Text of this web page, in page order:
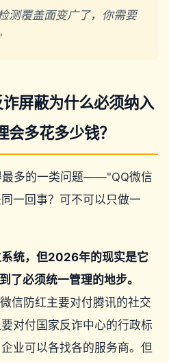
测覆盖面变广了，你需要
屏蔽为什么必须纳入
多花多少钱？
最多的一类问题——"QQ微信
一回事？可不可以只做一
统，但2026年的现实是它
了必须统一管理的地步。
信防红主要对付腾讯的社交
对付国家反诈中心的行政标
业可以各找各的服务商。但